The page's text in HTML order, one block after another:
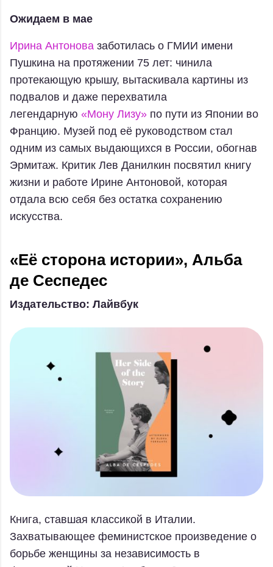
Ожидаем в мае
Ирина Антонова заботилась о ГМИИ имени
Пушкина на протяжении 75 лет: чинила
протекающую крышу, вытаскивала картины из
подвалов и даже перехватила
легендарную «Мону Лизу» по пути из Японии во
Францию. Музей под её руководством стал
одним из самых выдающихся в России, обогнав
Эрмитаж. Критик Лев Данилкин посвятил книгу
жизни и работе Ирине Антоновой, которая
отдала всю себя без остатка сохранению
искусства.
«Её сторона истории», Альба
де Сеспедес
Издательство: Лайвбук
Книга, ставшая классикой в Италии.
Захватывающее феминистское произведение о
борьбе женщины за независимость в